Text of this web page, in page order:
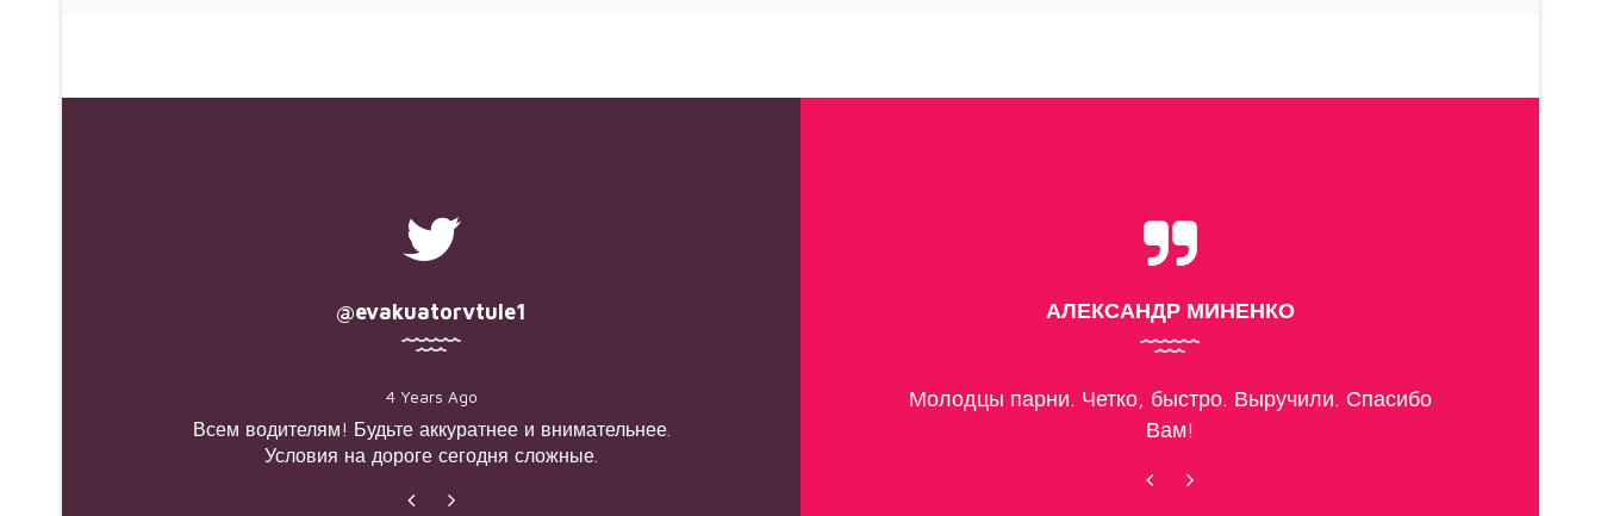
@evakuatorvtule1
4 Years Ago
Четвёртое зрелище, на которое можно смотреть
бесконечно - как молодой целеустремлённый чувак на
НАТАЛИЯ (ТУЛА)
Спасибо за помощь. Сначала расстроилась и
растерялась. Но когда приехал эвакуатор, все